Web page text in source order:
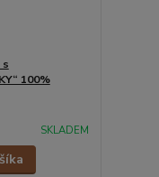
s
100%
SKLADEM